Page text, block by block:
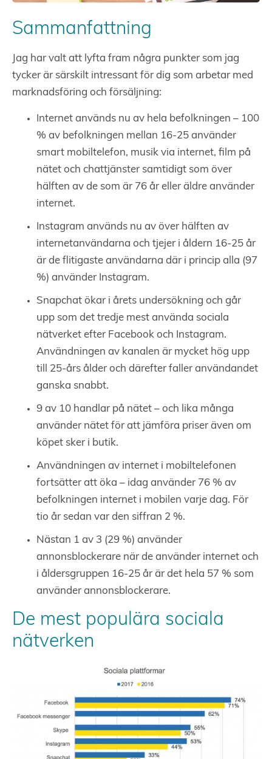
Sammanfattning
Jag har valt att lyfta fram några punkter som jag
tycker är särskilt intressant för dig som arbetar med
marknadsföring och försäljning:
Internet används nu av hela befolkningen – 100
% av befolkningen mellan 16-25 använder
smart mobiltelefon, musik via internet, film på
nätet och chattjänster samtidigt som över
hälften av de som är 76 år eller äldre använder
internet.
Instagram används nu av över hälften av
internetanvändarna och tjejer i åldern 16-25 år
är de flitigaste användarna där i princip alla (97
%) använder Instagram.
Snapchat ökar i årets undersökning och går
upp som det tredje mest använda sociala
nätverket efter Facebook och Instagram.
Användningen av kanalen är mycket hög upp
till 25-års ålder och därefter faller användandet
ganska snabbt.
9 av 10 handlar på nätet – och lika många
använder nätet för att jämföra priser även om
köpet sker i butik.
Användningen av internet i mobiltelefonen
fortsätter att öka – idag använder 76 % av
befolkningen internet i mobilen varje dag. För
tio år sedan var den siffran 2 %.
Nästan 1 av 3 (29 %) använder
annonsblockerare när de använder internet och
i åldersgruppen 16-25 år är det hela 57 % som
använder annonsblockerare.
De mest populära sociala
nätverken